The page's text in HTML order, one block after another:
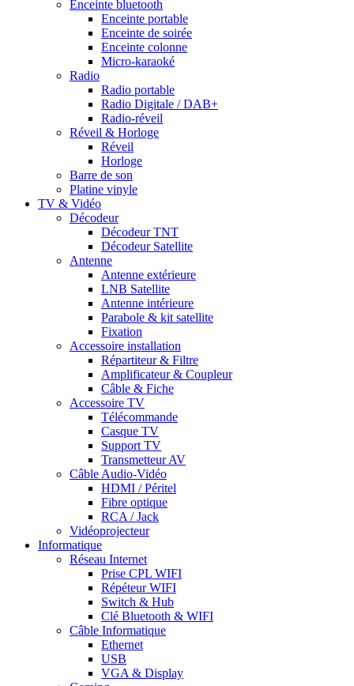
Enceinte bluetooth
Enceinte portable
Enceinte de soirée
Enceinte colonne
Micro-karaoké
Radio
Radio portable
Radio Digitale / DAB+
Radio-réveil
Réveil & Horloge
Réveil
Horloge
Barre de son
Platine vinyle
TV & Vidéo
Décodeur
Décodeur TNT
Décodeur Satellite
Antenne
Antenne extérieure
LNB Satellite
Antenne intérieure
Parabole & kit satellite
Fixation
Accessoire installation
Répartiteur & Filtre
Amplificateur & Coupleur
Câble & Fiche
Accessoire TV
Télécommande
Casque TV
Support TV
Transmetteur AV
Câble Audio-Vidéo
HDMI / Péritel
Fibre optique
RCA / Jack
Vidéoprojecteur
Informatique
Réseau Internet
Prise CPL WIFI
Répéteur WIFI
Switch & Hub
Clé Bluetooth & WIFI
Câble Informatique
Ethernet
USB
VGA & Display